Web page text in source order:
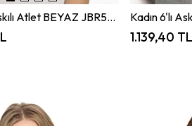
Kadın 6'lı Askılı Atlet BEYAZ JBR584.0006
1.139,40 TL